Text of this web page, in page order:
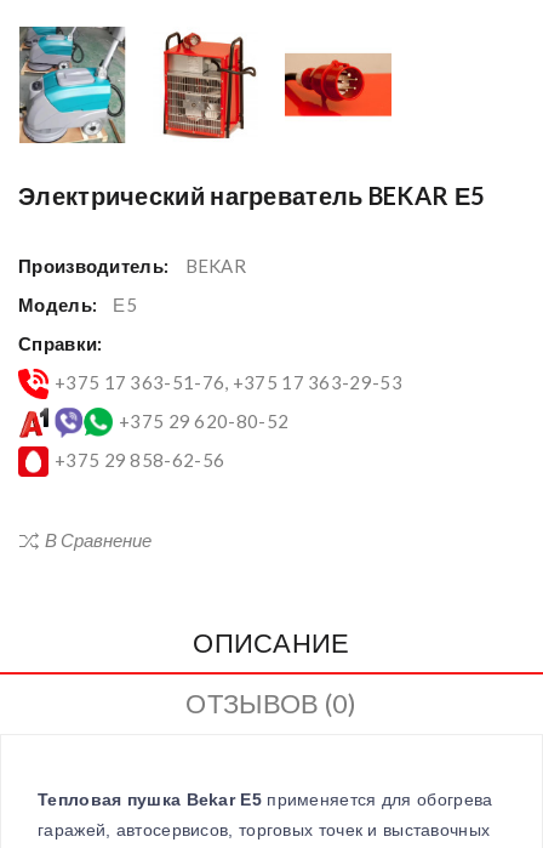
Электрический нагреватель BEKAR Е5
Производитель:
BEKAR
Модель:
Е5
Справки:
+375 17 363-51-76, +375 17 363-29-53
+375 29 620-80-52
+375 29 858-62-56
В Сравнение
ОПИСАНИЕ
ОТЗЫВОВ (0)
Тепловая пушка Bekar E5 применяется для обогрева
гаражей, автосервисов, торговых точек и выставочных